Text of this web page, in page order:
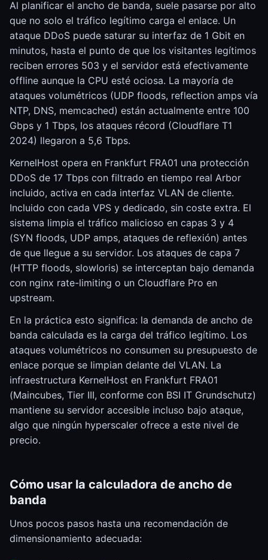
Al planificar el ancho de banda, suele pasarse por alto
que no solo el tráfico legítimo carga el enlace. Un
ataque DDoS puede saturar su interfaz de 1 Gbit en
minutos, hasta el punto de que los visitantes legítimos
reciben errores 503 y el servidor está efectivamente
offline aunque la CPU esté ociosa. La mayoría de
ataques volumétricos (UDP floods, reflection amps vía
NTP, DNS, memcached) están actualmente entre 100
Gbps y 1 Tbps, los ataques récord (Cloudflare T1
2024) llegaron a 5,6 Tbps.
KernelHost opera en Frankfurt FRA01 una protección
DDoS de 17 Tbps con filtrado en tiempo real Arbor
incluido, activa en cada interfaz VLAN de cliente.
Incluido con cada VPS y dedicado, sin coste extra. El
sistema limpia el tráfico malicioso en capas 3 y 4
(SYN floods, UDP amps, ataques de reflexión) antes
de que llegue a su servidor. Los ataques de capa 7
(HTTP floods, slowloris) se interceptan bajo demanda
con nginx rate-limiting o un Cloudflare Pro en
upstream.
En la práctica esto significa: la demanda de ancho de
banda calculada es la carga del tráfico legítimo. Los
ataques volumétricos no consumen su presupuesto de
enlace porque se limpian delante del VLAN. La
infraestructura KernelHost en Frankfurt FRA01
(Maincubes, Tier III, conforme con BSI IT Grundschutz)
mantiene su servidor accesible incluso bajo ataque,
algo que ningún hyperscaler ofrece a este nivel de
precio.
Cómo usar la calculadora de ancho de
banda
Unos pocos pasos hasta una recomendación de
dimensionamiento adecuada: